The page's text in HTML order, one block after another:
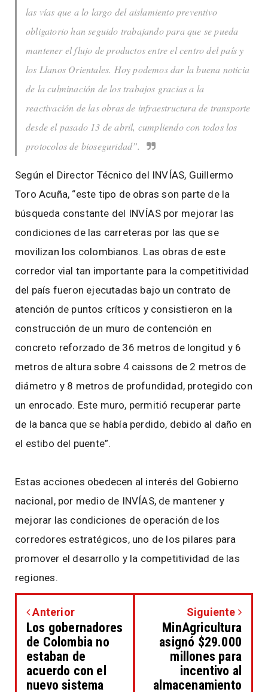
las vías que a lo largo del aislamiento preventivo
obligatorio han seguido trabajando para que se pueda
mantener el flujo de productos entre el centro del país y
los Llanos Orientales. Hoy podemos dar la buena noticia
de la culminación de los trabajos gracias a la
reactivación de las obras de infraestructura de transporte
desde el pasado 13 de abril, cumpliendo con todos los
protocolos de bioseguridad”.
Según el Director Técnico del INVÍAS, Guillermo
Toro Acuña, “este tipo de obras son parte de la
búsqueda constante del INVÍAS por mejorar las
condiciones de las carreteras por las que se
movilizan los colombianos. Las obras de este
corredor vial tan importante para la competitividad
del país fueron ejecutadas bajo un contrato de
atención de puntos críticos y consistieron en la
construcción de un muro de contención en
concreto reforzado de 36 metros de longitud y 6
metros de altura sobre 4 caissons de 2 metros de
diámetro y 8 metros de profundidad, protegido con
un enrocado. Este muro, permitió recuperar parte
de la banca que se había perdido, debido al daño en
el estibo del puente”.
Estas acciones obedecen al interés del Gobierno
nacional, por medio de INVÍAS, de mantener y
mejorar las condiciones de operación de los
corredores estratégicos, uno de los pilares para
promover el desarrollo y la competitividad de las
regiones.
Anterior
Los gobernadores
de Colombia no
estaban de
acuerdo con el
nuevo sistema
Siguiente
MinAgricultura
asignó $29.000
millones para
incentivo al
almacenamiento